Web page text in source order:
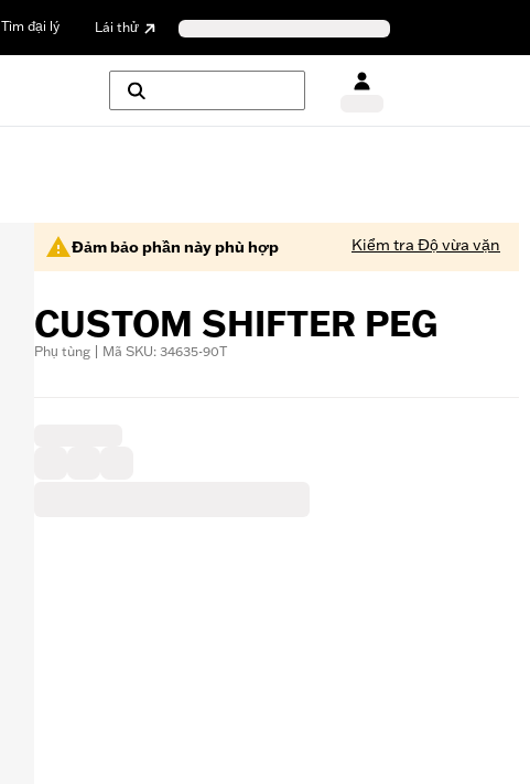
Tìm đại lý Lái thử
Đảm bảo phần này phù hợp Kiểm tra Độ vừa vặn
CUSTOM SHIFTER PEG
Phụ tùng | Mã SKU: 34635-90T